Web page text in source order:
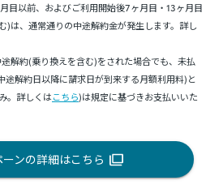
目以前、およびご利用開始後7ヶ月目・13ヶ月目
)は、通常通りの中途解約金が発生します。詳し
解約(乗り換えを含む)をされた場合でも、未払
途解約日以降に請求日が到来する月額利用料)と
。詳しくはこちら)は規定に基づきお支払いいた
ンの詳細はこちら